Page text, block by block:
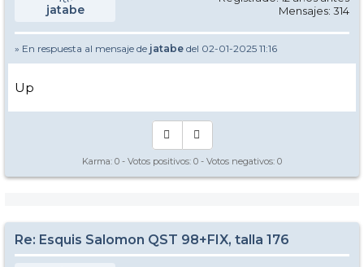
jatabe
Mensajes: 314
» En respuesta al mensaje de jatabe del 02-01-2025 11:16
Up
Karma: 0 - Votos positivos: 0 - Votos negativos: 0
Re: Esquis Salomon QST 98+FIX, talla 176